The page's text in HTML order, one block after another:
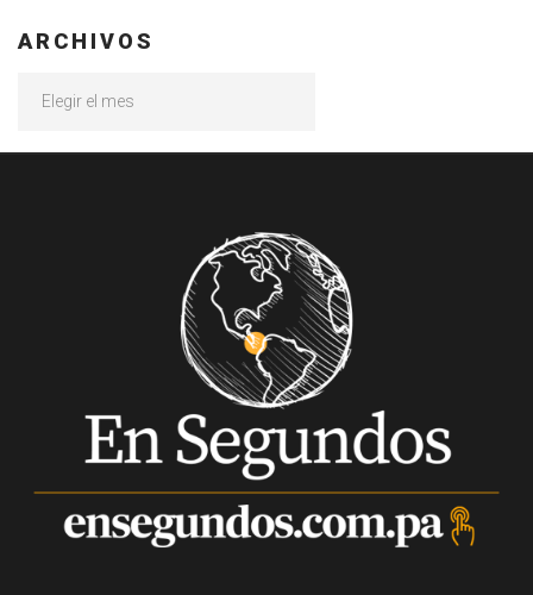
ARCHIVOS